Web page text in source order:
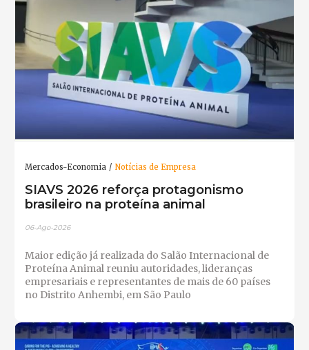
Mercados-Economia Notícias de Empresa
SIAVS 2026 reforça protagonismo
brasileiro na proteína animal
06-Ago-2026
Maior edição já realizada do Salão Internacional de
Proteína Animal reuniu autoridades, lideranças
empresariais e representantes de mais de 60 países
no Distrito Anhembi, em São Paulo